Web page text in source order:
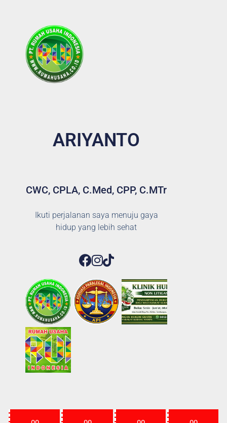
ARIYANTO
CWC, CPLA, C.Med, CPP, C.MTr
Ikuti perjalanan saya menuju gaya
hidup yang lebih sehat